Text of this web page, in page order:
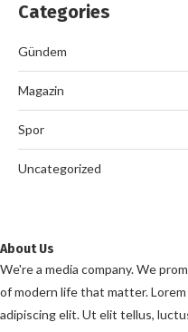
Categories
Gündem
Magazin
Spor
Uncategorized
About Us
We're a media company. We
of modern life that matter.
adipiscing elit. Ut elit tellus,